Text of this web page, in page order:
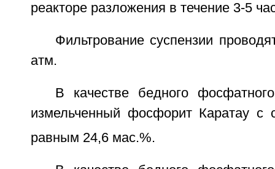
реакторе разложения в течение 3-5
Фильтрование суспензии
атм.
В качестве бедного
измельченный фосфорит Каратау с
равным 24,6 мас.%.